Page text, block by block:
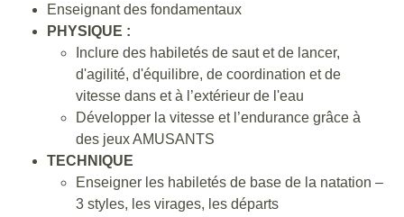
Enseignant des fondamentaux
PHYSIQUE :
Inclure des habiletés de saut et de lancer,
d'agilité, d'équilibre, de coordination et de
vitesse dans et à l’extérieur de l'eau
Développer la vitesse et l’endurance grâce à
des jeux AMUSANTS
TECHNIQUE
Enseigner les habiletés de base de la natation –
3 styles, les virages, les départs